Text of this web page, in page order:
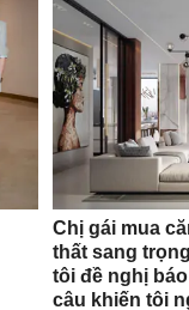
Chị gái mua
thất sang
tôi đề nghị
câu khiến tôi